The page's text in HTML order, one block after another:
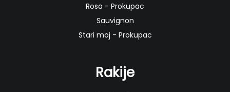
Rosa - Prokupac
Sauvignon
Stari moj - Prokupac
Rakije